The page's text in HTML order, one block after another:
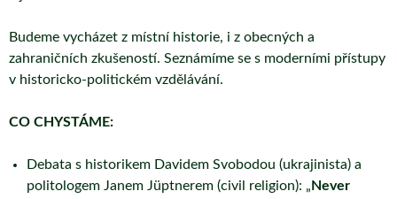
Budeme vycházet z místní historie, i z obecných a
zahraničních zkušeností. Seznámíme se s moderními přístupy
v historicko-politickém vzdělávání.
CO CHYSTÁME:
Debata s historikem Davidem Svobodou (ukrajinista) a
politologem Janem Jüptnerem (civil religion): „ Never